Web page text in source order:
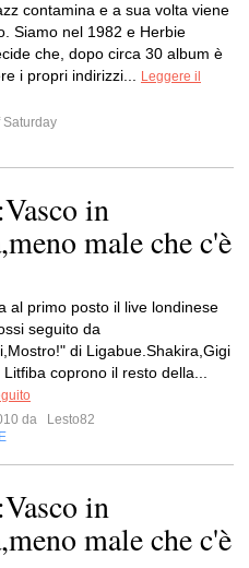
contamina e a sua volta viene
Siamo nel 1982 e Herbie
che, dopo circa 30 album è
i propri indirizzi...
Leggere il
Saturday
in
male che c'è
al primo posto il live londinese
seguito da
di Ligabue.Shakira,Gigi
coprono il resto della...
da
Lesto82
in
male che c'è